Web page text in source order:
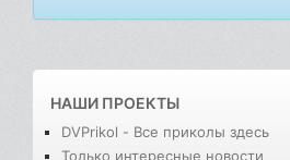
НАШИ ПРОЕКТЫ
DVPrikol - Все приколы здесь
Только интересные новости